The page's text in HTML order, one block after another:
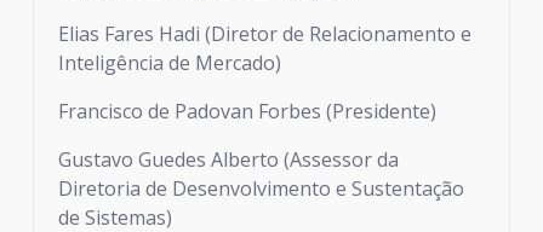
Elias Fares Hadi (Diretor de Relacionamento e
Inteligência de Mercado)
Francisco de Padovan Forbes (Presidente)
Gustavo Guedes Alberto (Assessor da
Diretoria de Desenvolvimento e Sustentação
de Sistemas)